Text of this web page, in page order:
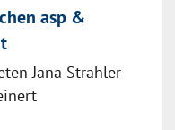
asp &
Jana Strahler